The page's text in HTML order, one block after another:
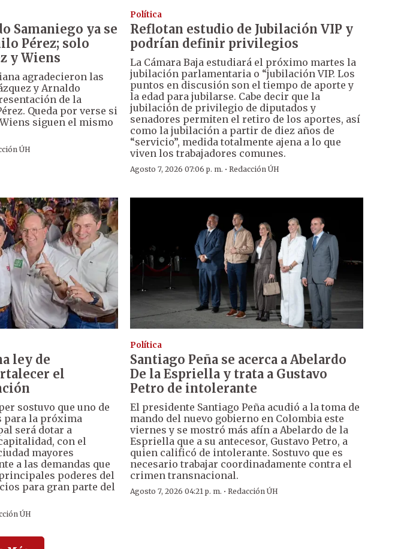
Samaniego ya se
Pérez; solo
y Wiens
agradecieron las
y Arnaldo
de la
Queda por verse si
siguen el mismo
ÚH
Política
Reflotan estudio de Jubilación VIP y
podrían definir privilegios
La Cámara Baja estudiará el próximo martes la
jubilación parlamentaria o “jubilación VIP. Los
puntos en discusión son el tiempo de aporte y
la edad para jubilarse. Cabe decir que la
jubilación de privilegio de diputados y
senadores permiten el retiro de los aportes, así
como la jubilación a partir de diez años de
“servicio”, medida totalmente ajena a lo que
viven los trabajadores comunes.
Agosto 7, 2026 07:06 p. m. · Redacción ÚH
ley de
el
sostuvo que uno de
para la próxima
será dotar a
con el
mayores
a las demandas que
poderes del
para gran parte del
ÚH
Política
Santiago Peña se acerca a Abelardo
De la Espriella y trata a Gustavo
Petro de intolerante
El presidente Santiago Peña acudió a la toma de
mando del nuevo gobierno en Colombia este
viernes y se mostró más afín a Abelardo de la
Espriella que a su antecesor, Gustavo Petro, a
quien calificó de intolerante. Sostuvo que es
necesario trabajar coordinadamente contra el
crimen transnacional.
Agosto 7, 2026 04:21 p. m. · Redacción ÚH